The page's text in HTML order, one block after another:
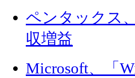
ペンタックス
収増益
Microsoft、「